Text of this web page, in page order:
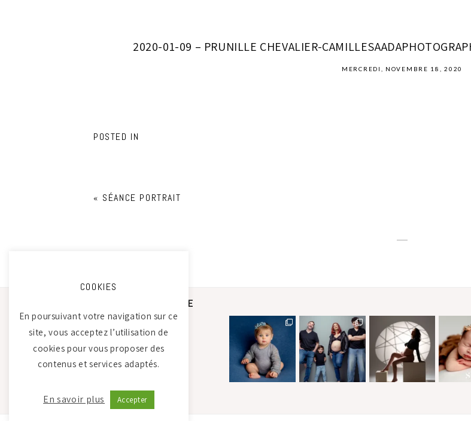
2020-01-09 – PRUNILLE CHEVALIER-
MERCREDI, NOVEMBRE 18, 2020
POSTED IN
« SÉANCE PORTRAIT
STUDIO PHOTO CAMILLE
SAADA
Atelier Tierdam
121 La Baumondière
06 21 30 35 68
COOKIES
En poursuivant votre navigation sur ce
site, vous acceptez l’utilisation de
cookies pour vous proposer des
contenus et services adaptés.
En savoir plus Accepter